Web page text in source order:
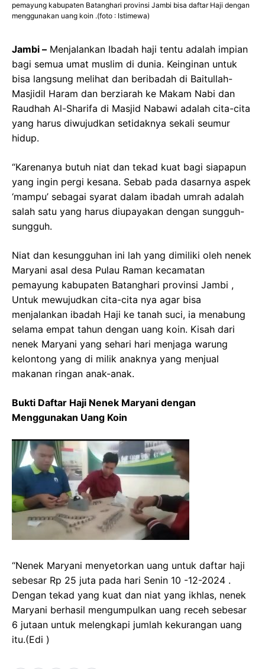
pemayung kabupaten Batanghari provinsi Jambi bisa daftar Haji dengan
menggunakan uang koin .(foto : Istimewa)
Jambi – Menjalankan Ibadah haji tentu adalah impian
bagi semua umat muslim di dunia. Keinginan untuk
bisa langsung melihat dan beribadah di Baitullah-
Masjidil Haram dan berziarah ke Makam Nabi dan
Raudhah Al-Sharifa di Masjid Nabawi adalah cita-cita
yang harus diwujudkan setidaknya sekali seumur
hidup.
“Karenanya butuh niat dan tekad kuat bagi siapapun
yang ingin pergi kesana. Sebab pada dasarnya aspek
‘mampu’ sebagai syarat dalam ibadah umrah adalah
salah satu yang harus diupayakan dengan sungguh-
sungguh.
Niat dan kesungguhan ini lah yang dimiliki oleh nenek
Maryani asal desa Pulau Raman kecamatan
pemayung kabupaten Batanghari provinsi Jambi ,
Untuk mewujudkan cita-cita nya agar bisa
menjalankan ibadah Haji ke tanah suci, ia menabung
selama empat tahun dengan uang koin. Kisah dari
nenek Maryani yang sehari hari menjaga warung
kelontong yang di milik anaknya yang menjual
makanan ringan anak-anak.
Bukti Daftar Haji Nenek Maryani dengan
Menggunakan Uang Koin
“Nenek Maryani menyetorkan uang untuk daftar haji
sebesar Rp 25 juta pada hari Senin 10 -12-2024 .
Dengan tekad yang kuat dan niat yang ikhlas, nenek
Maryani berhasil mengumpulkan uang receh sebesar
6 jutaan untuk melengkapi jumlah kekurangan uang
itu.(Edi )